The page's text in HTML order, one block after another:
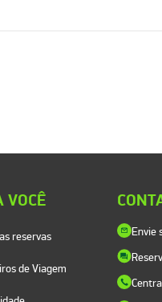
VOCÊ
reservas
de Viagem
Envie